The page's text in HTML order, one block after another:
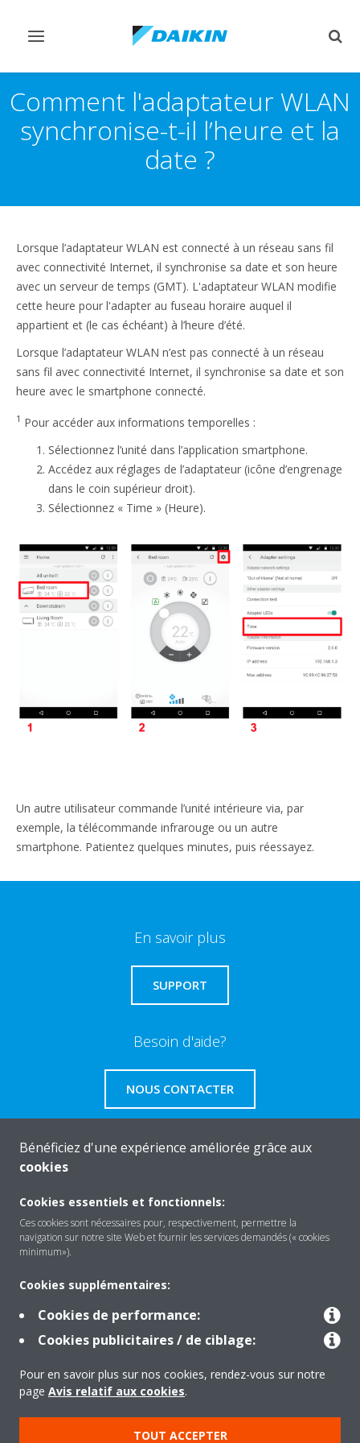
Afficher/masquer
Comment l'adaptateur WLAN
synchronise-t-il l’heure et la
date ?
Lorsque l’adaptateur WLAN est connecté à un réseau sans fil
avec connectivité Internet, il synchronise sa date et son heure
avec un serveur de temps (GMT). L'adaptateur WLAN modifie
cette heure pour l'adapter au fuseau horaire auquel il
appartient et (le cas échéant) à l’heure d’été.
Lorsque l’adaptateur WLAN n’est pas connecté à un réseau
sans fil avec connectivité Internet, il synchronise sa date et son
heure avec le smartphone connecté.
1 Pour accéder aux informations temporelles :
Sélectionnez l’unité dans l’application smartphone.
Accédez aux réglages de l’adaptateur (icône d’engrenage
dans le coin supérieur droit).
Sélectionnez « Time » (Heure).
Un autre utilisateur commande l’unité intérieure via, par
exemple, la télécommande infrarouge ou un autre
smartphone. Patientez quelques minutes, puis réessayez.
En savoir plus
SUPPORT
Besoin d'aide?
NOUS CONTACTER
Solutions
Contact
Products
Copyright © Daikin
Bénéficiez d'une expérience améliorée grâce aux
cookies
Cookies essentiels et fonctionnels:
Ces cookies sont nécessaires pour, respectivement, permettre la
navigation sur notre site Web et fournir les services demandés (« cookies
minimum»).
Cookies supplémentaires:
Cookies de performance:
Cookies publicitaires / de ciblage:
Pour en savoir plus sur nos cookies, rendez-vous sur notre
page Avis relatif aux cookies.
TOUT ACCEPTER